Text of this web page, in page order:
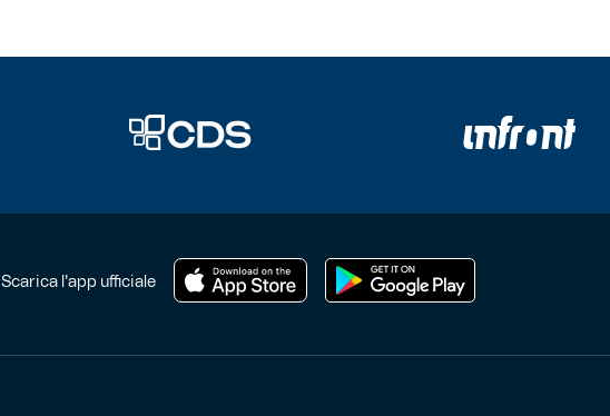
Scarica l'app ufficiale